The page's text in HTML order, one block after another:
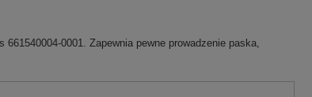
0001. Zapewnia pewne prowadzenie paska,